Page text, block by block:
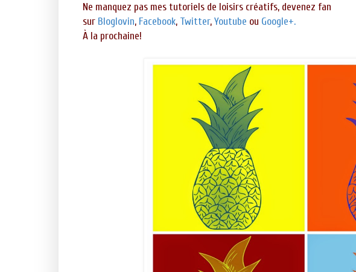
Ne manquez pas mes tutoriels de loisirs créatifs, devenez fan
sur Bloglovin, Facebook, Twitter,Youtube ou Google+.
À la prochaine!